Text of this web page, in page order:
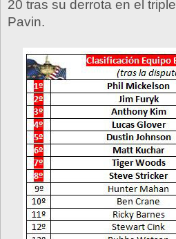
20 tras su derrota en el triple
Pavin.